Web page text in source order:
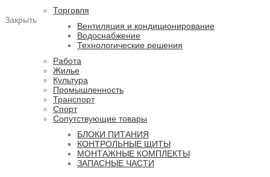
Торговля
Вентиляция и кондиционирование
Водоснабжение
Технологические решения
Работа
Жилье
Культура
Промышленность
Транспорт
Спорт
Сопутствующие товары
БЛОКИ ПИТАНИЯ
КОНТРОЛЬНЫЕ ЩИТЫ
МОНТАЖНЫЕ КОМПЛЕКТЫ
ЗАПАСНЫЕ ЧАСТИ
Закрыть